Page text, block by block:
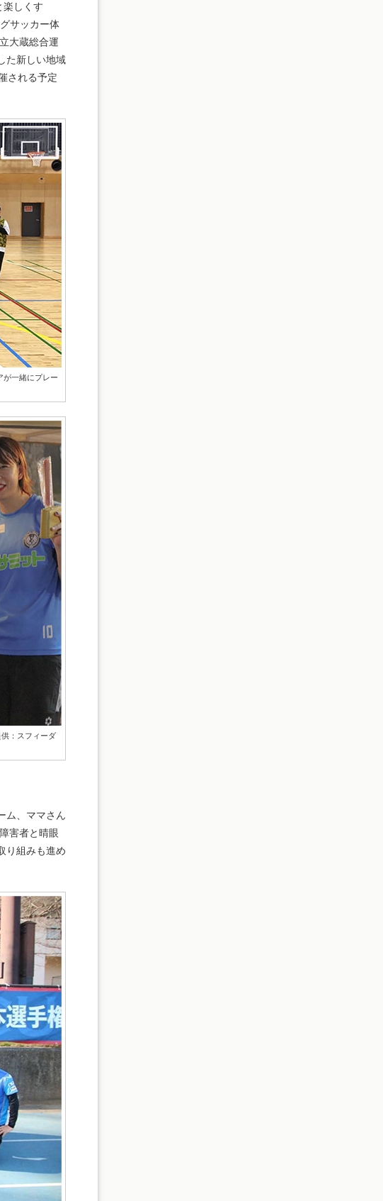
楽しくす
サッカー体
大蔵総合運
た新しい地域
される予定
が一緒にプレー
：スフィーダ
ム、ママさん
害者と晴眼
り組みも進め